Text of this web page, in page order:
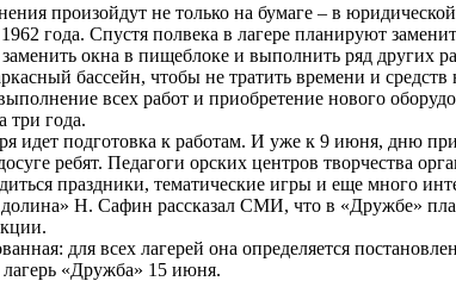
произойдут не только на бумаге – в
года. Спустя полвека в лагере планируют
окна в пищеблоке и выполнить ряд других
бассейн, чтобы не тратить времени и
всех работ и приобретение нового
три года.
идет подготовка к работам. И уже к 9 июня, дню
ребят. Педагоги орских центров творчества
праздники, тематические игры и еще много
Н. Сафин рассказал СМИ, что в «Дружбе»
для всех лагерей она определяется
«Дружба» 15 июня.